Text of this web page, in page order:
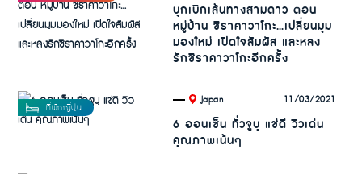
บุกเบิกเส้นทางสามดาว ตอน
หมู่บ้าน ชิราคาวาโกะ…เปลี่ยนมุม
มองใหม่ เปิดใจสัมผัส และหลง
รักชิราคาวาโกะอีกครั้ง
. Japan 11/03/2021
6 ออนเซ็น ทั่วจูบุ แช่ดี วิวเด่น
คุณภาพเน้นๆ